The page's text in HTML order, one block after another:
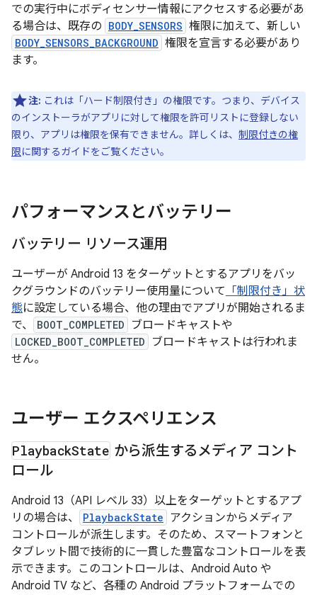
での実行中にボディセンサー情報にアクセスする必要があ
る場合は、既存の BODY_SENSORS 権限に加えて、新しい
BODY_SENSORS_BACKGROUND 権限を宣言する必要があり
ます。
注: これは「ハード制限付き」の権限です。つまり、デバイス
のインストーラがアプリに対して権限を許可リストに登録しない
限り、アプリは権限を保有できません。詳しくは、 制限付きの権
限に関するガイドをご覧ください。
パフォーマンスとバッテリー
バッテリー リソース運用
ユーザーが Android 13 をターゲットとするアプリをバッ
クグラウンドのバッテリー使用量について 「制限付き」状
態に設定している場合、他の理由でアプリが開始されるま
で、
BOOT_COMPLETED ブロードキャストや
LOCKED_BOOT_COMPLETED
ブロードキャストは行われま
せん。
ユーザー エクスペリエンス
PlaybackState から派生するメディア コント
ロール
Android 13（API レベル 33）以上をターゲットとするアプ
リの場合は、
PlaybackState アクションからメディア
コントロールが派生します。そのため、スマートフォンと
タブレット間で技術的に一貫した豊富なコントロールを表
示できます。このコントロールは、Android Auto や
Android TV など、各種の Android プラットフォームでの